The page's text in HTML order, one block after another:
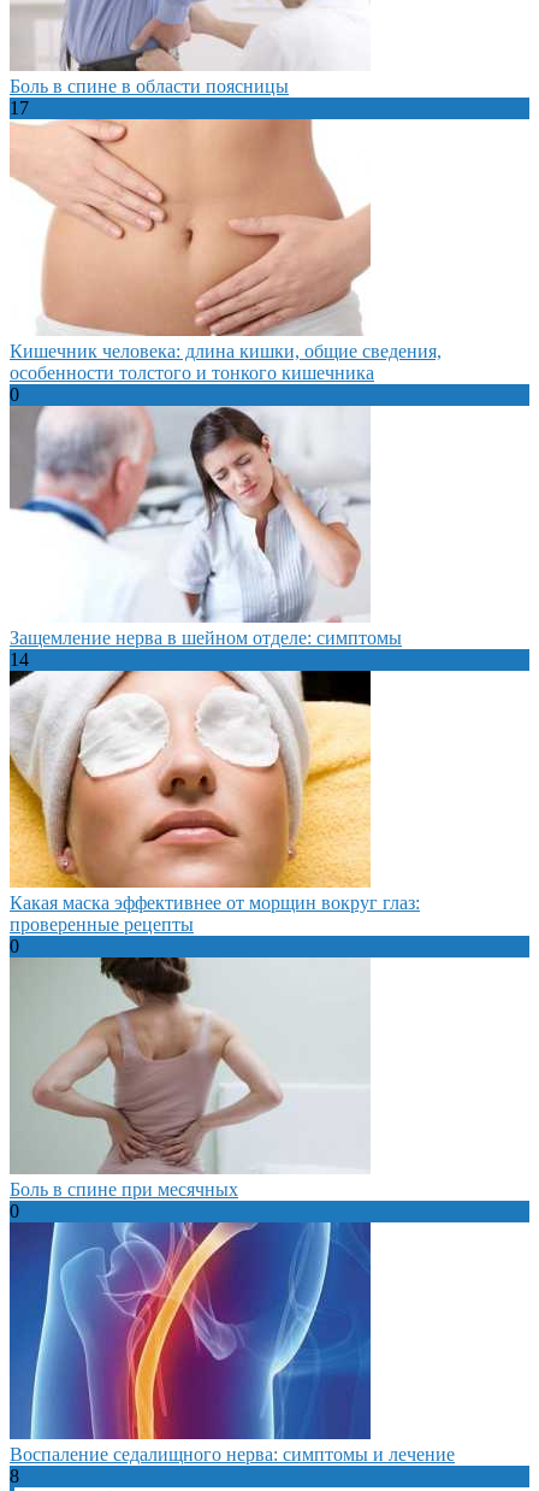
Боль в спине в области поясницы
17
Кишечник человека: длина кишки, общие сведения,
особенности толстого и тонкого кишечника
0
Защемление нерва в шейном отделе: симптомы
14
Какая маска эффективнее от морщин вокруг глаз:
проверенные рецепты
0
Боль в спине при месячных
0
Воспаление седалищного нерва: симптомы и лечение
8